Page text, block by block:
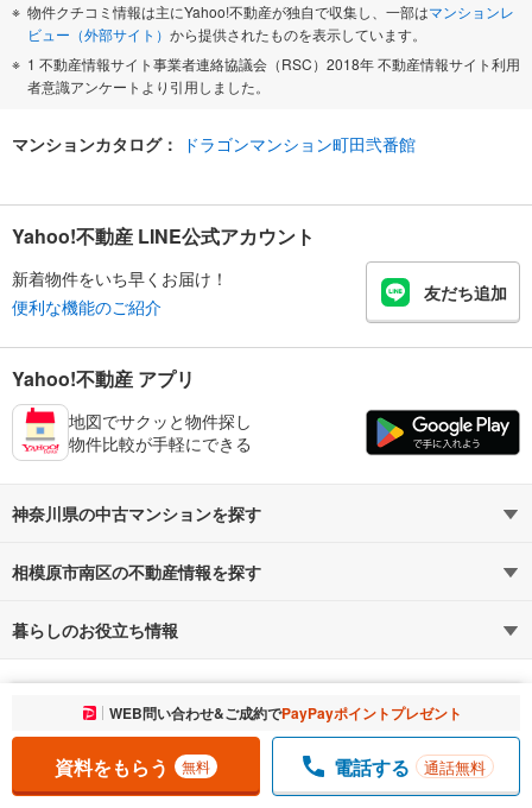
物件クチコミ情報は主にYahoo!不動産が独自で収集し、一部はマンションレ
ビュー（外部サイト） から提供されたものを表示しています。
1 不動産情報サイト事業者連絡協議会（RSC）2018年 不動産情報サイト利用
者意識アンケートより引用しました。
マンションカタログ： ドラゴンマンション町田弐番館
お気に入りに追加しました。 一覧を開く
WEB問い合わせ&ご成約でPayPayポイントプレゼント
資料をもらう 無料 電話する 通話無料
Yahoo!不動産 LINE公式アカウント
新着物件をいち早くお届け！
便利な機能のご紹介
友だち追加
Yahoo!不動産 アプリ
地図でサクッと物件探し
物件比較が手軽にできる
神奈川県の中古マンションを探す
路線・駅から探す
通勤・通学時間から探す
相模原市南区の不動産情報を探す
不動産・住宅
新築一戸建て 中古一戸建て
暮らしのお役立ち情報
マンションカタログ 教えて！住まいの先生